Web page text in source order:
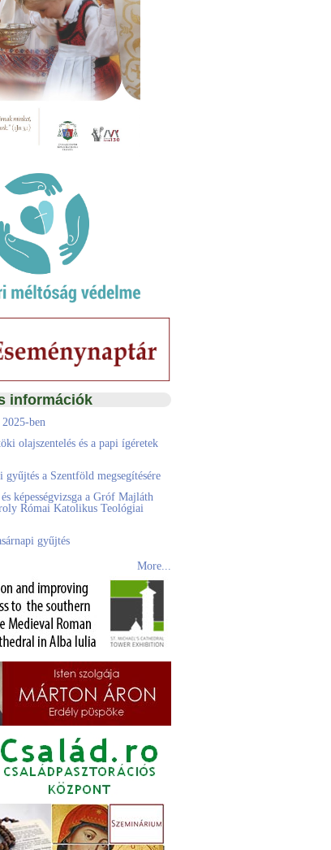
információk
ben
olajszentelés és a papi ígéretek
gyűjtés a Szentföld megsegítésére
képességvizsga a Gróf Majláth
Római Katolikus Teológiai
gyűjtés
More...